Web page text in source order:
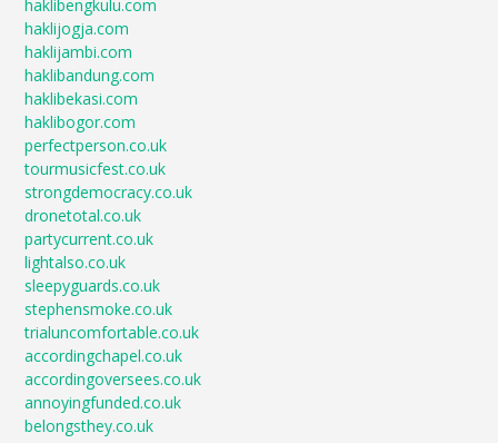
haklibengkulu.com
haklijogja.com
haklijambi.com
haklibandung.com
haklibekasi.com
haklibogor.com
perfectperson.co.uk
tourmusicfest.co.uk
strongdemocracy.co.uk
dronetotal.co.uk
partycurrent.co.uk
lightalso.co.uk
sleepyguards.co.uk
stephensmoke.co.uk
trialuncomfortable.co.uk
accordingchapel.co.uk
accordingoversees.co.uk
annoyingfunded.co.uk
belongsthey.co.uk